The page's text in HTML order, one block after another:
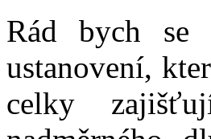
Rád bych se
ustanovení,
celky